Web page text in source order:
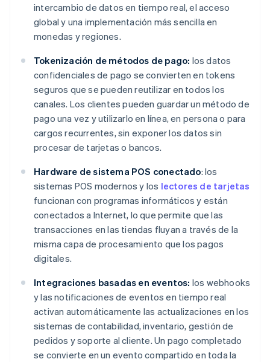
intercambio de datos en tiempo real, el acceso
global y una implementación más sencilla en
monedas y regiones.
Tokenización de métodos de pago: los datos
confidenciales de pago se convierten en tokens
seguros que se pueden reutilizar en todos los
canales. Los clientes pueden guardar un método de
pago una vez y utilizarlo en línea, en persona o para
cargos recurrentes, sin exponer los datos sin
procesar de tarjetas o bancos.
Hardware de sistema POS conectado: los
sistemas POS modernos y los lectores de tarjetas
funcionan con programas informáticos y están
conectados a Internet, lo que permite que las
transacciones en las tiendas fluyan a través de la
misma capa de procesamiento que los pagos
digitales.
Integraciones basadas en eventos: los webhooks
y las notificaciones de eventos en tiempo real
activan automáticamente las actualizaciones en los
sistemas de contabilidad, inventario, gestión de
pedidos y soporte al cliente. Un pago completado
se convierte en un evento compartido en toda la